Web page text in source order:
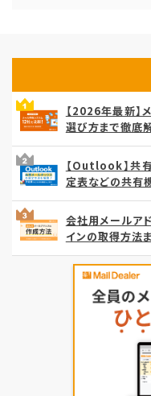
【2026年最新】
選び方まで徹底
【Outlook】共
定表などの共有
会社用メールア
インの取得方法